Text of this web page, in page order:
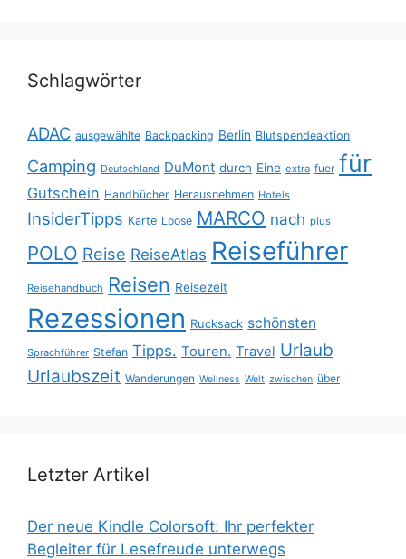
Schlagwörter
ADAC ausgewählte Backpacking Berlin Blutspendeaktion
Camping Deutschland DuMont durch Eine extra fuer für
Gutschein Handbücher Herausnehmen Hotels
InsiderTipps Karte Loose MARCO nach plus
POLO Reise ReiseAtlas Reiseführer
Reisehandbuch Reisen Reisezeit
Rezessionen Rucksack schönsten
Sprachführer Stefan Tipps. Touren. Travel Urlaub
Urlaubszeit Wanderungen Wellness Welt zwischen über
Letzter Artikel
Der neue Kindle Colorsoft: Ihr perfekter
Begleiter für Lesefreude unterwegs